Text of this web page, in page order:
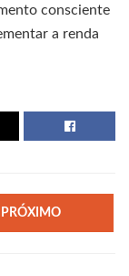
consciente
a renda
PRÓXIMO